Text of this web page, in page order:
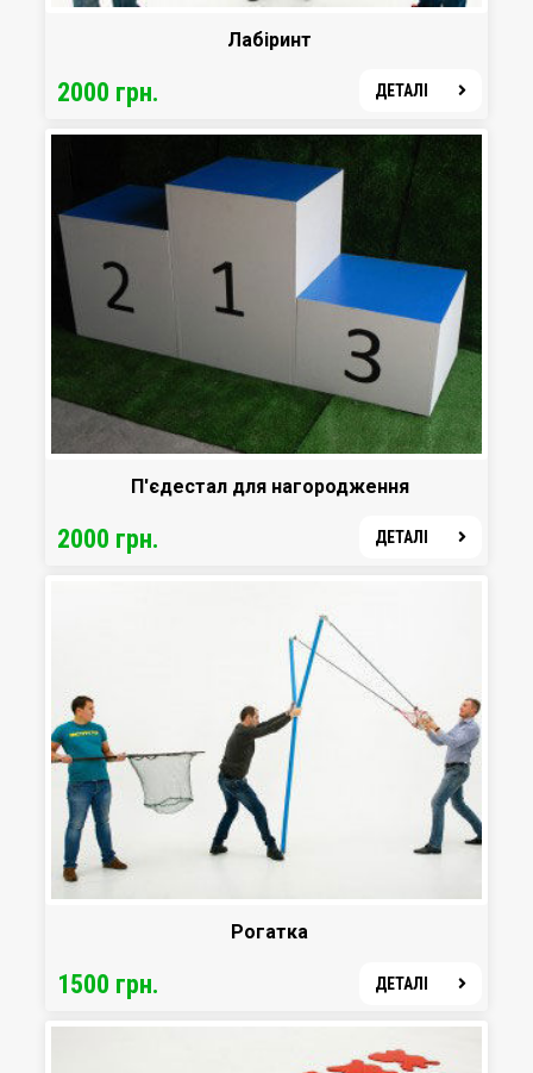
Лабіринт
2000 грн. ДЕТАЛІ
П'єдестал для нагородження
2000 грн. ДЕТАЛІ
Рогатка
1500 грн. ДЕТАЛІ